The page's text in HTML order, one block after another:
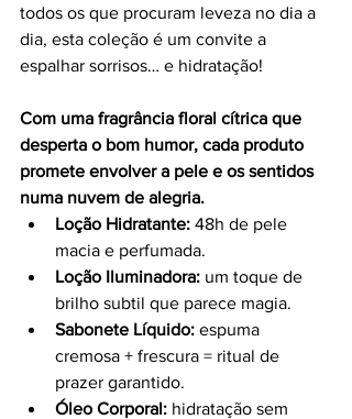
todos os que procuram leveza no dia a
dia, esta coleção é um convite a
espalhar sorrisos… e hidratação!
Com uma fragrância floral cítrica que
desperta o bom humor, cada produto
promete envolver a pele e os sentidos
numa nuvem de alegria.
Loção Hidratante: 48h de pele
macia e perfumada.
Loção Iluminadora: um toque de
brilho subtil que parece magia.
Sabonete Líquido: espuma
cremosa + frescura = ritual de
prazer garantido.
Óleo Corporal: hidratação sem